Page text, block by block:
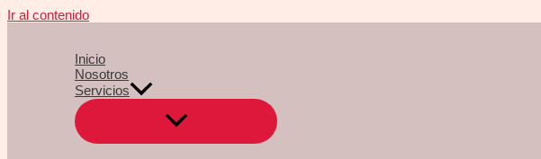
Ir al contenido
Inicio
Nosotros
Servicios